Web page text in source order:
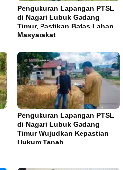
Pengukuran Lapangan PTSL
di Nagari Lubuk Gadang
Timur, Pastikan Batas Lahan
Masyarakat
Pengukuran Lapangan PTSL
di Nagari Lubuk Gadang
Timur Wujudkan Kepastian
Hukum Tanah